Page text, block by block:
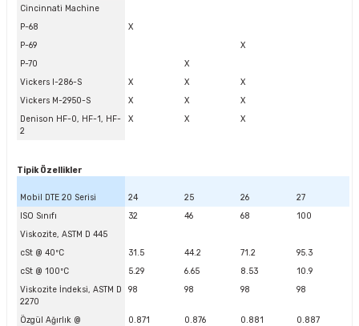
Cincinnati Machine
P-68
X
P-69
X
P-70
X
Vickers I-286-S
X X
X
Vickers M-2950-S
X X
X
Denison HF-0, HF-1, HF-
2
X X X
Tipik Özellikler
Mobil DTE 20 Serisi 24 25 26
27
ISO Sınıfı
32 46 68
100
Viskozite, ASTM D 445
cSt @ 40ºC
31.5 44.2 71.2
95.3
cSt @ 100ºC
5.29 6.65 8.53
10.9
Viskozite İndeksi, ASTM D
2270
98 98 98 98
Özgül Ağırlık @
0.871 0.876 0.881 0.887